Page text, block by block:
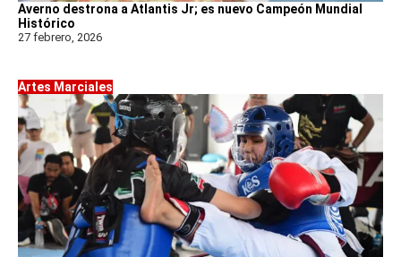
Averno destrona a Atlantis Jr; es nuevo Campeón Mundial
Histórico
27 febrero, 2026
Artes Marciales